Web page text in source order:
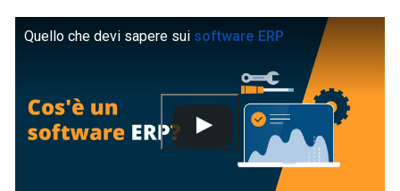
Quello che devi sapere sui software ERP